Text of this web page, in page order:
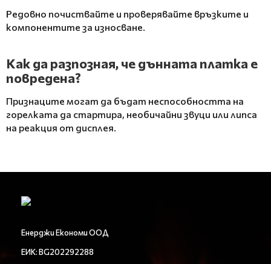
Редовно почиствайте и проверявайте връзките и
компонентите за износване.
Как да разпозная, че дънната платка е
повредена?
Признаците могат да бъдат неспособността на
горелката да стартира, необичайни звуци или липса
на реакция от дисплея.
Енерджи Економи ООД
ЕИК: BG202292288